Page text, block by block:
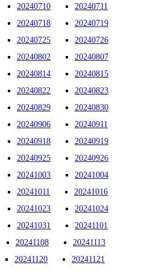
20240710
20240711
20240718
20240719
20240725
20240726
20240802
20240807
20240814
20240815
20240822
20240823
20240829
20240830
20240906
20240911
20240918
20240919
20240925
20240926
20241003
20241004
20241011
20241016
20241023
20241024
20241031
20241101
20241108
20241113
20241120
20241121